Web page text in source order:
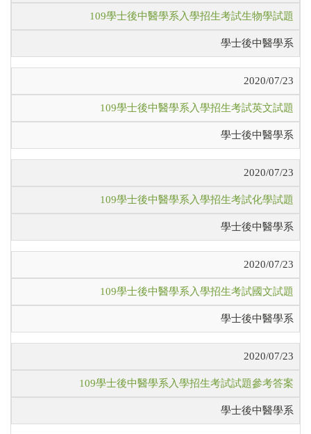
109學士後中醫學系入學招生考試生物學試題
學士後中醫學系
2020/07/23
109學士後中醫學系入學招生考試英文試題
學士後中醫學系
2020/07/23
109學士後中醫學系入學招生考試化學試題
學士後中醫學系
2020/07/23
109學士後中醫學系入學招生考試國文試題
學士後中醫學系
2020/07/23
109學士後中醫學系入學招生考試試題參考答案
學士後中醫學系